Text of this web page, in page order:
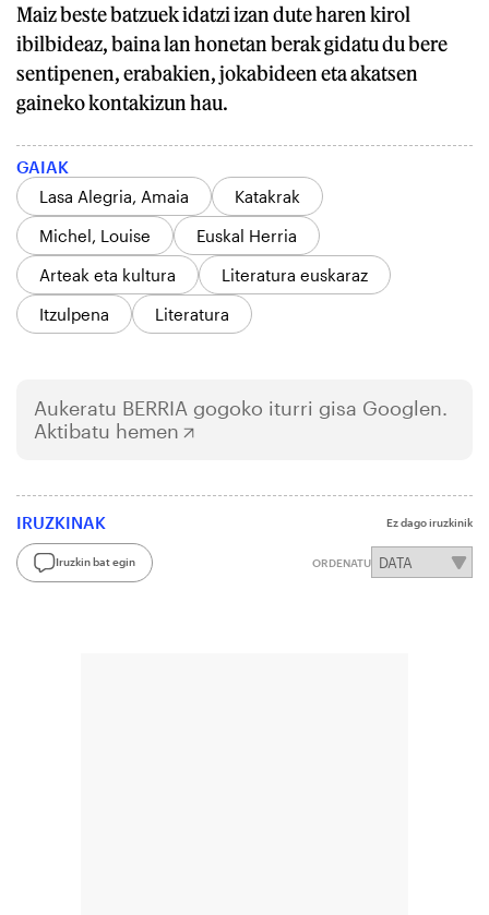
Maiz beste batzuek idatzi izan dute haren kirol
ibilbideaz, baina lan honetan berak gidatu du bere
sentipenen, erabakien, jokabideen eta akatsen
gaineko kontakizun hau.
GAIAK
Lasa Alegria, Amaia
Katakrak
Michel, Louise
Euskal Herria
Arteak eta kultura
Literatura euskaraz
Itzulpena
Literatura
Aukeratu BERRIA gogoko iturri gisa Googlen.
Aktibatu hemen
IRUZKINAK Ez dago iruzkinik
Iruzkin bat egin ORDENATU